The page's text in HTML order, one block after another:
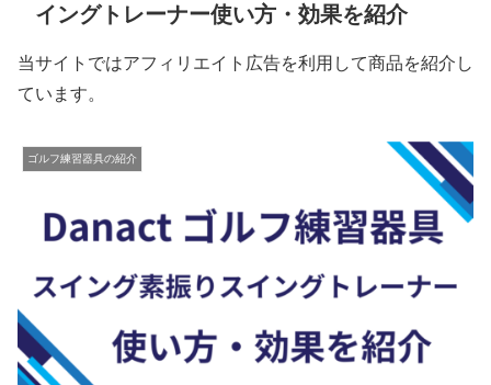
イングトレーナー使い方・効果を紹介
当サイトではアフィリエイト広告を利用して商品を紹介し
ています。
ゴルフ練習器具の紹介